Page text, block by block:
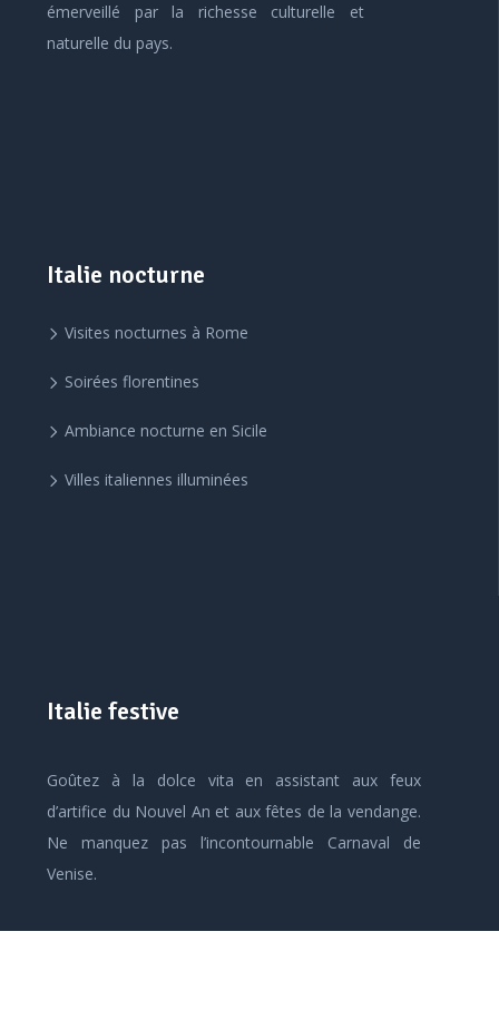
émerveillé par la richesse culturelle et
naturelle du pays.
Italie nocturne
Visites nocturnes à Rome
Soirées florentines
Ambiance nocturne en Sicile
Villes italiennes illuminées
Italie festive
Goûtez à la dolce vita en assistant aux feux
d’artifice du Nouvel An et aux fêtes de la vendange.
Ne manquez pas l’incontournable Carnaval de
Venise.